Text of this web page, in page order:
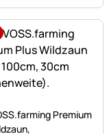
Premium